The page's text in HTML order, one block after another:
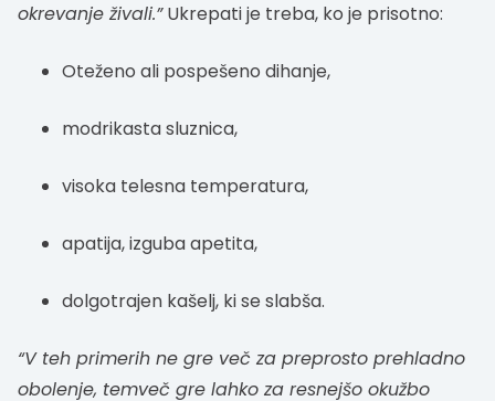
okrevanje živali.”Ukrepati je treba, ko je prisotno:
Oteženo ali pospešeno dihanje,
modrikasta sluznica,
visoka telesna temperatura,
apatija, izguba apetita,
dolgotrajen kašelj, ki se slabša.
“V teh primerih ne gre več za preprosto prehladno
obolenje, temveč gre lahko za resnejšo okužbo